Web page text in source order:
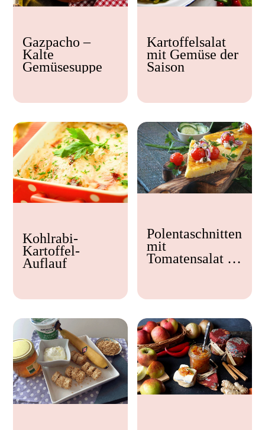
< 15 min
15 - 30 min
30 - 60 min
Gazpacho –
Kalte
Gemüsesuppe
Kartoffelsalat
mit Gemüse der
Saison
Kohlrabi-
Kartoffel-
Auflauf
Polentaschnitten
mit
Tomatensalat &